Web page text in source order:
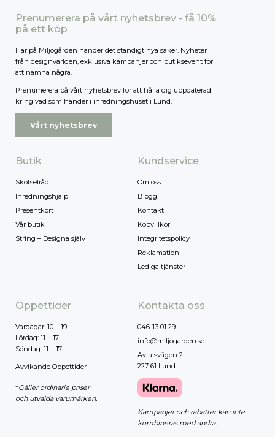
Prenumerera på vårt nyhetsbrev - få 10%
på ett köp
Här på Miljögården händer det ständigt nya saker. Nyheter
från designvärlden, exklusiva kampanjer och butiksevent för
att nämna några.
Prenumerera på vårt nyhetsbrev för att hålla dig uppdaterad
kring vad som händer i inredningshuset i Lund.
Vårt nyhetsbrev
Butik
Skötselråd
Inredningshjälp
Presentkort
Vår butik
String – Designa själv
Kundservice
Om oss
Blogg
Kontakt
Köpvillkor
Integritetspolicy
Reklamation
Lediga tjänster
Öppettider
Vardagar: 10 – 19
Lördag: 11 – 17
Söndag: 11 – 17
Avvikande Öppettider
*Gäller ordinarie priser
och utvalda varumärken.
Kontakta oss
046-13 01 29
info@miljogarden.se
Avtalsvägen 2
227 61 Lund
Kampanjer och rabatter kan inte
kombineras med andra.